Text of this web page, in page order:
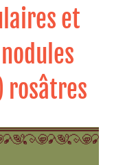
et
rosâtres